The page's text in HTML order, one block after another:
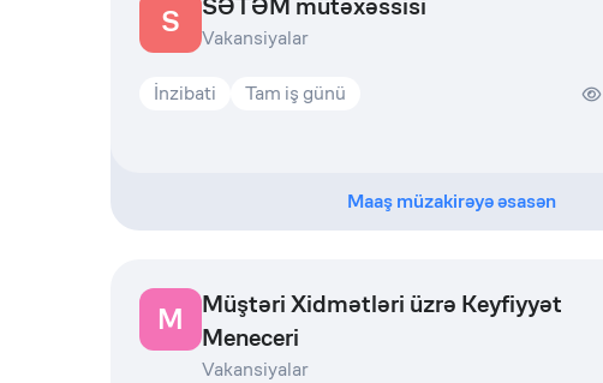
S SƏTƏM mütəxəssisi
Vakansiyalar
İnzibati Tam iş günü
Maaş müzakirəyə əsasən
M
Müştəri Xidmətləri üzrə Keyfiyyət
Meneceri
Vakansiyalar